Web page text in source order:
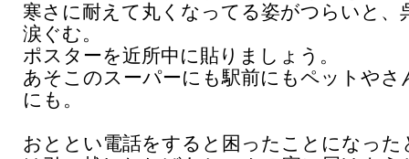
寒さに耐えて丸くなってる姿がつらいと、
涙ぐむ。
ポスターを近所中に貼りましょう。
あそこのスーパーにも駅前にもペットやさ
にも。
おととい電話をすると困ったことになった